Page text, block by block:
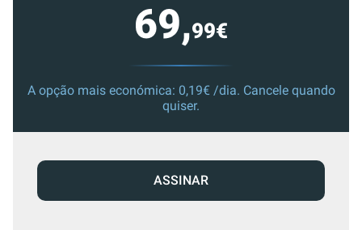
69,99€
A opção mais económica: 0,19€ /dia. Cancele quando
quiser.
ASSINAR